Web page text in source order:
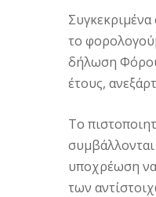
το
δήλωση Φόρου
έτους,
Το
υποχρέωση να
των